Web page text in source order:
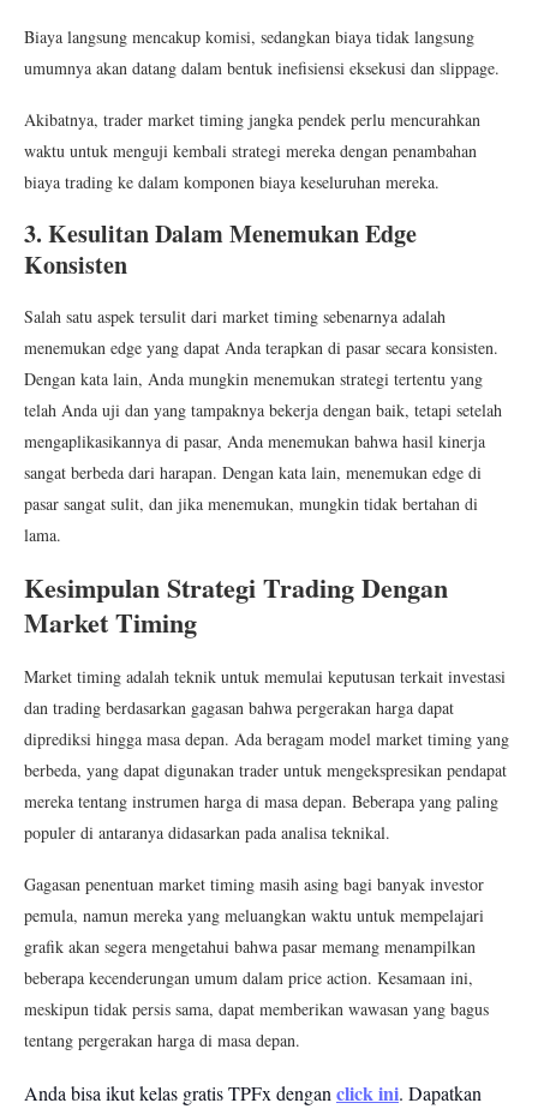
Biaya langsung mencakup komisi, sedangkan biaya tidak langsung
umumnya akan datang dalam bentuk inefisiensi eksekusi dan slippage.
Akibatnya, trader market timing jangka pendek perlu mencurahkan
waktu untuk menguji kembali strategi mereka dengan penambahan
biaya trading ke dalam komponen biaya keseluruhan mereka.
3. Kesulitan Dalam Menemukan Edge
Konsisten
Salah satu aspek tersulit dari market timing sebenarnya adalah
menemukan edge yang dapat Anda terapkan di pasar secara konsisten.
Dengan kata lain, Anda mungkin menemukan strategi tertentu yang
telah Anda uji dan yang tampaknya bekerja dengan baik, tetapi setelah
mengaplikasikannya di pasar, Anda menemukan bahwa hasil kinerja
sangat berbeda dari harapan. Dengan kata lain, menemukan edge di
pasar sangat sulit, dan jika menemukan, mungkin tidak bertahan di
lama.
Kesimpulan Strategi Trading Dengan
Market Timing
Market timing adalah teknik untuk memulai keputusan terkait investasi
dan trading berdasarkan gagasan bahwa pergerakan harga dapat
diprediksi hingga masa depan. Ada beragam model market timing yang
berbeda, yang dapat digunakan trader untuk mengekspresikan pendapat
mereka tentang instrumen harga di masa depan. Beberapa yang paling
populer di antaranya didasarkan pada analisa teknikal.
Gagasan penentuan market timing masih asing bagi banyak investor
pemula, namun mereka yang meluangkan waktu untuk mempelajari
grafik akan segera mengetahui bahwa pasar memang menampilkan
beberapa kecenderungan umum dalam price action. Kesamaan ini,
meskipun tidak persis sama, dapat memberikan wawasan yang bagus
tentang pergerakan harga di masa depan.
Anda bisa ikut kelas gratis TPFx denganclick ini. Dapatkan